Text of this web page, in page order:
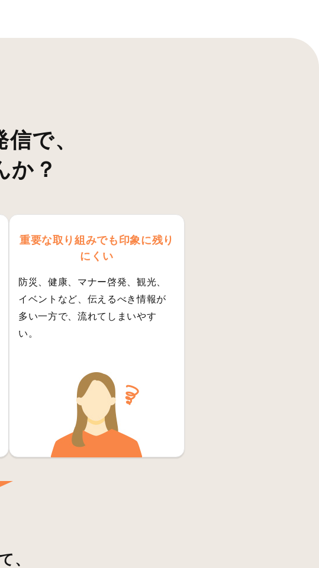
で、
か？
重要な取り組みでも印象に残り
にくい
防災、健康、マナー啓発、観光、
イベントなど、伝えるべき情報が
多い一方で、流れてしまいやす
い。
、